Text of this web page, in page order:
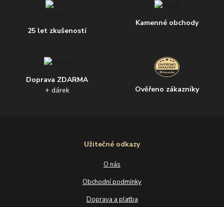
25 let zkušeností
Kamenné obchody
Doprava ZDARMA
+ dárek
Ověřeno zákazníky
Užitečné odkazy
O nás
Obchodní podmínky
Doprava a platba